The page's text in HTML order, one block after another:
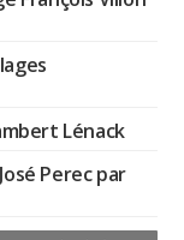
Lénack
Perec par